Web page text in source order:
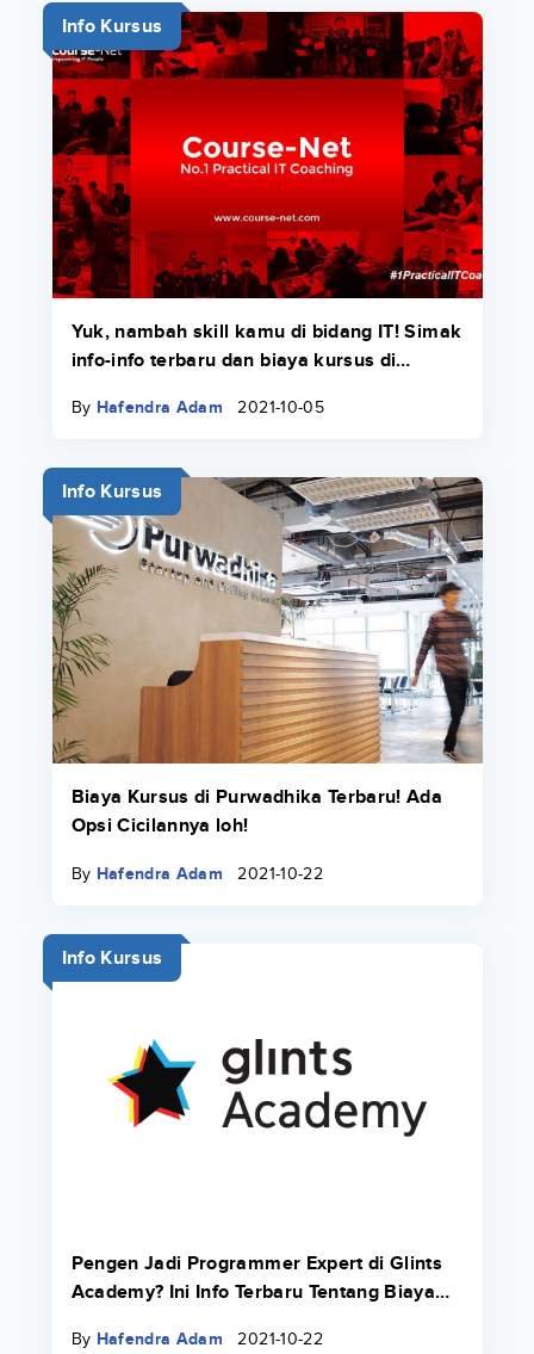
Info Kursus
Yuk, nambah skill kamu di bidang IT! Simak
info-info terbaru dan biaya kursus di
By Hafendra Adam 2021-10-05
Info Kursus
Biaya Kursus di Purwadhika Terbaru! Ada
Opsi Cicilannya loh!
By Hafendra Adam 2021-10-22
Info Kursus
Pengen Jadi Programmer Expert di Glints
Academy? Ini Info Terbaru Tentang Biaya
By Hafendra Adam 2021-10-22